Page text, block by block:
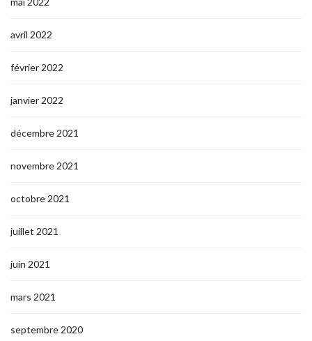
avril 2022
février 2022
janvier 2022
décembre 2021
novembre 2021
octobre 2021
juillet 2021
juin 2021
mars 2021
septembre 2020